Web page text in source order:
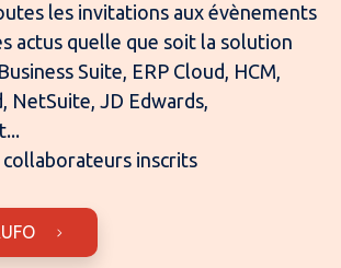
les invitations aux évènements
actus quelle que soit la solution
Suite, ERP Cloud, HCM,
NetSuite, JD Edwards,
collaborateurs inscrits